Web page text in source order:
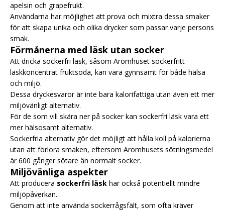
apelsin och grapefrukt.
Användarna har möjlighet att prova och mixtra dessa smaker
för att skapa unika och olika drycker som passar varje persons
smak.
Förmånerna med läsk utan socker
Att dricka sockerfri läsk, såsom Aromhuset sockerfritt
läskkoncentrat fruktsoda, kan vara gynnsamt för både hälsa
och miljö.
Dessa dryckesvaror är inte bara kalorifattiga utan även ett mer
miljövänligt alternativ.
För de som vill skära ner på socker kan sockerfri läsk vara ett
mer hälsosamt alternativ.
Sockerfria alternativ gör det möjligt att hålla koll på kalorierna
utan att förlora smaken, eftersom Aromhusets sötningsmedel
är 600 gånger sötare än normalt socker.
Miljövänliga aspekter
Att producera sockerfri läsk har också potentiellt mindre
miljöpåverkan.
Genom att inte använda sockerrågsfält, som ofta kräver